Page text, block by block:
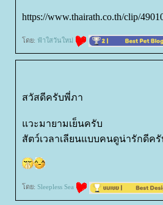
https://www.thairath.co.th/clip/
ดย: ฟ้าใสวันใหม่
สวัสดีครับพี่ภา
วะมายามเย็นครับ
สัตว์เวลาเลียนแบบคนดูน่ารักดีครั
ดย: Sleepless Sea